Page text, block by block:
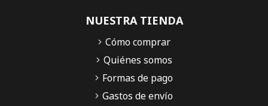
NUESTRA TIENDA
Cómo comprar
Quiénes somos
Formas de pago
Gastos de envío